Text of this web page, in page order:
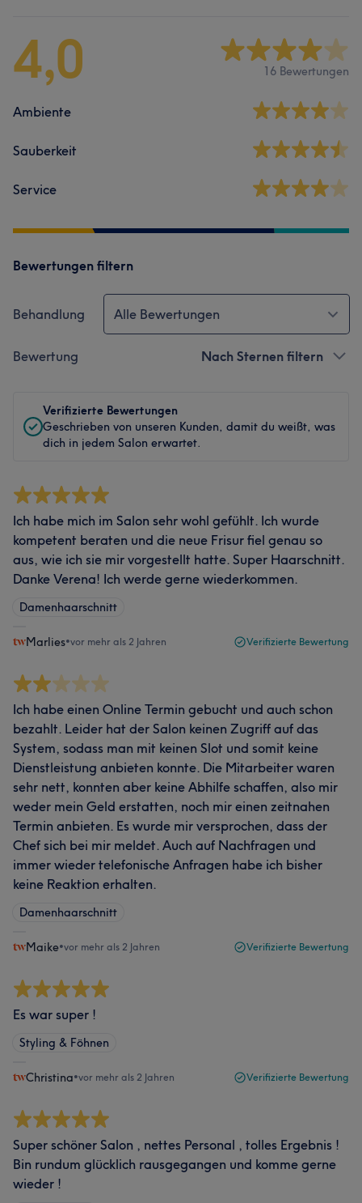
4,0 16 Bewertungen
Ambiente
Sauberkeit
Service
Bewertungen filtern
Behandlung Alle Bewertungen
Bewertung Nach Sternen filtern
Verifizierte Bewertungen
Geschrieben von unseren Kunden, damit du weißt, was
dich in jedem Salon erwartet.
Ich habe mich im Salon sehr wohl gefühlt. Ich wurde
kompetent beraten und die neue Frisur fiel genau so
aus, wie ich sie mir vorgestellt hatte. Super Haarschnitt.
Danke Verena! Ich werde gerne wiederkommen.
Damenhaarschnitt
Marlies•vor mehr als 2 Jahren Verifizierte Bewertung
Ich habe einen Online Termin gebucht und auch schon
bezahlt. Leider hat der Salon keinen Zugriff auf das
System, sodass man mit keinen Slot und somit keine
Dienstleistung anbieten konnte. Die Mitarbeiter waren
sehr nett, konnten aber keine Abhilfe schaffen, also mir
weder mein Geld erstatten, noch mir einen zeitnahen
Termin anbieten. Es wurde mir versprochen, dass der
Chef sich bei mir meldet. Auch auf Nachfragen und
immer wieder telefonische Anfragen habe ich bisher
keine Reaktion erhalten.
Damenhaarschnitt
Maike•vor mehr als 2 Jahren Verifizierte Bewertung
Es war super !
Styling & Föhnen
Christina•vor mehr als 2 Jahren Verifizierte Bewertung
Super schöner Salon , nettes Personal , tolles Ergebnis !
Bin rundum glücklich rausgegangen und komme gerne
wieder !